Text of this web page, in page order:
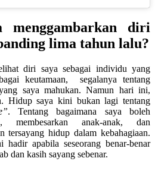
menggambarkan diri
lima tahun lalu?
diri saya sebagai individu yang
keutamaan, segalanya tentang
saya mahukan. Namun hari ini,
Hidup saya kini bukan lagi tentang
. Tentang bagaimana saya boleh
membesarkan anak-anak, dan
tersayang hidup dalam kebahagiaan.
hadir apabila seseorang benar-benar
dan kasih sayang sebenar.